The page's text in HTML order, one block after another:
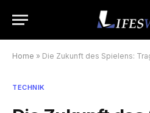
Home » Die Zukunft des Spielens:
TECHNIK